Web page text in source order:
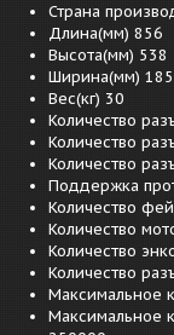
Страна
Длина(мм) 856
Высота(мм) 538
Ширина(мм) 185
Вес(кг) 30
Количество
Количество
Количество
Поддержка
Количество
Количество
Количество
Количество
Максимальное
Максимальное